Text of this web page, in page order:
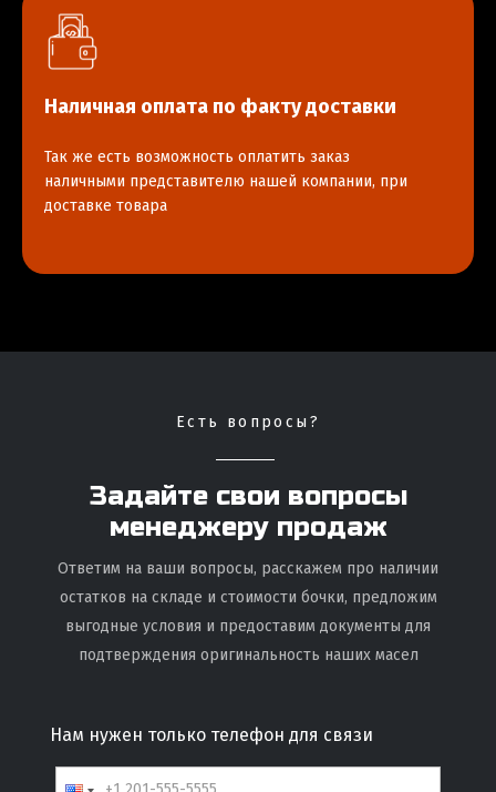
Наличная оплата по факту доставки
Так же есть возможность оплатить заказ
наличными представителю нашей компании, при
доставке товара
Есть вопросы?
Задайте свои вопросы
менеджеру продаж
Ответим на ваши вопросы, расскажем про наличии
остатков на складе и стоимости бочки, предложим
выгодные условия и предоставим документы для
подтверждения оригинальность наших масел
Нам нужен только телефон для связи